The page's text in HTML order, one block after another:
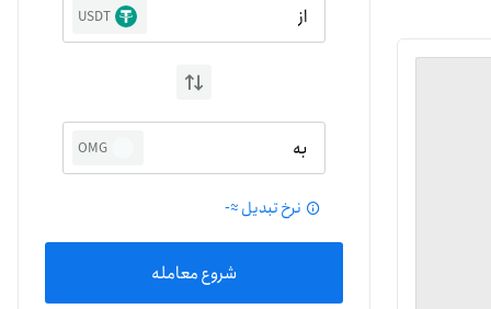
از USDT
به OMG
نرخ تبدیل ≈-
شروع معامله